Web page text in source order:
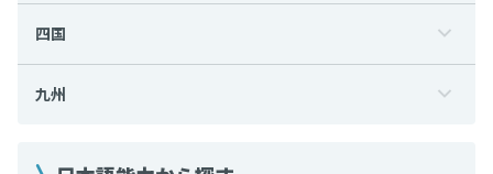
四国
九州